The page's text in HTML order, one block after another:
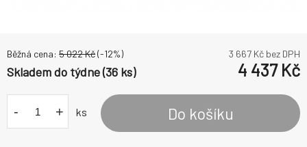
Běžná cena: 5 022Kč(-12%) 3 667 Kč bez DPH
Skladem do týdne (36 ks) 4 437Kč
- + ks Do košíku